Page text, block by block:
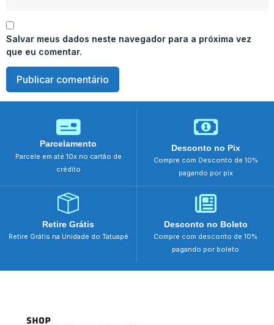
Salvar meus dados neste navegador para a próxima vez
que eu comentar.
Parcelamento
Parcele em até 10x no cartão de
crédito
Desconto no Pix
Compre com Desconto de 10%
pagando por pix
Retire Grátis
Retire Grátis na Unidade do Tatuapé
Desconto no Boleto
Compre com desconto de 10%
pagando por boleto